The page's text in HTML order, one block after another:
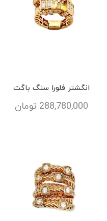
انگشتر فلورا سنگ باگت
288,780,000 تومان